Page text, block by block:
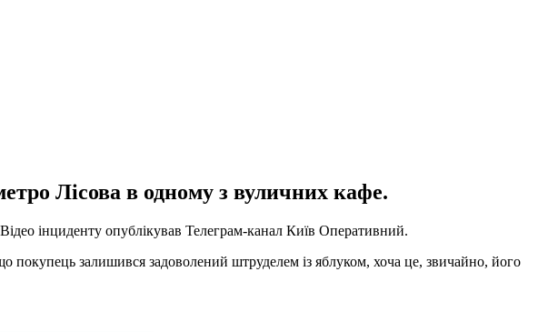
Лісова в одному з вуличних кафе.
інциденту опублікував Телеграм-канал Київ Оперативний.
залишився задоволений штруделем із яблуком, хоча це, звичайно, його